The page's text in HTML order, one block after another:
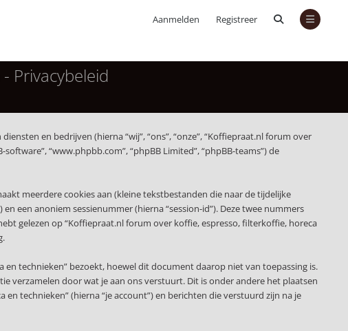
Aanmelden Registreer
Privacybeleid
en bedrijven (hierna “wij”, “ons”, “onze”, “Koffiepraat.nl forum over
“www.phpbb.com”, “phpBB Limited”, “phpBB-teams”) de
meerdere cookies aan (kleine tekstbestanden die naar de tijdelijke
een anoniem sessienummer (hierna “session-id”). Deze twee nummers
gelezen op “Koffiepraat.nl forum over koffie, espresso, filterkoffie, horeca
technieken” bezoekt, hoewel dit document daarop niet van toepassing is.
verzamelen door wat je aan ons verstuurt. Dit is onder andere het plaatsen
technieken” (hierna “je account”) en berichten die verstuurd zijn na je